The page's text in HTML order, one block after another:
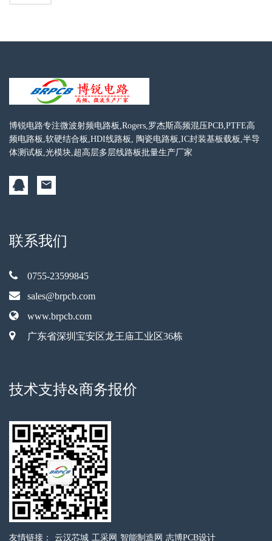
博锐电路专注微波射频电路板,Rogers,罗杰斯高频混压PCB,PTFE高
频电路板,软硬结合板,HDI线路板, 陶瓷电路板,IC封装基板载板,半导
体测试板,光模块,超高层多层线路板批量生产厂家
联系我们
0755-23599845
sales@brpcb.com
www.brpcb.com
广东省深圳宝安区龙王庙工业区36栋
技术支持&商务报价
友情链接： 云汉芯城 工采网 智能制造网 志博PCB设计